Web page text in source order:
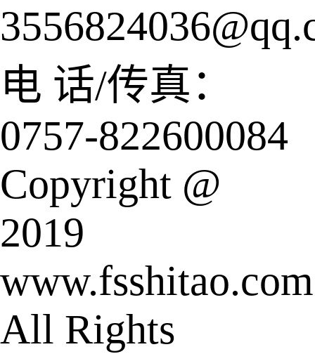
电 话/传真：
0757-822600084
Copyright @
2019
www.fsshitao.com
All Rights